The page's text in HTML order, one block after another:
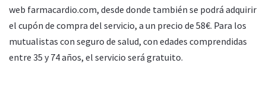
web farmacardio.com, desde donde también se podrá adquirir
el cupón de compra del servicio, a un precio de 58€. Para los
mutualistas con seguro de salud, con edades comprendidas
entre 35 y 74 años, el servicio será gratuito.